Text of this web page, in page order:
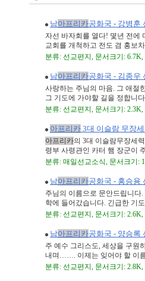
남아프리카공화국 - 강병훈
자선 바자회를 열다! 몇년 전에
교회를 개척하고 전도 겸 홍보
분류: 선교편지, 문서크기: 6.7K,
남아프리카공화국 - 김종우
사랑하는 주님의 마음. 그 애절
그 기도에 가야할 길을 정합니
분류: 선교편지, 문서크기: 2.3K,
아프리카 3대 이슬람 무장
아프리카의 3대 이슬람무장세
령부 사령관인 카터 햄 장군이
분류: 매일선교소식, 문서크기:
남아프리카공화국 - 홍승용
주님의 이름으로 문안드립니다
학에 들어갔습니다. 긴급한 기
분류: 선교편지, 문서크기: 2.6K,
남아프리카공화국 - 양승록
주 예수 그리스도, 세상을 구원
내며……. 이제는 잊어야 할 이
분류: 선교편지, 문서크기: 2.8K,